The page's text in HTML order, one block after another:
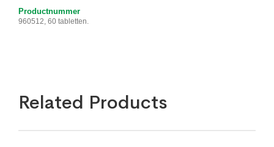
Productnummer
960512, 60 tabletten.
Related Products